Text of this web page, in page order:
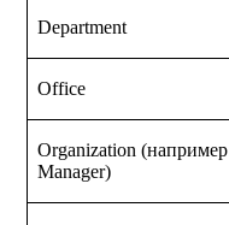
Department
Office
Organization (например
Manager)